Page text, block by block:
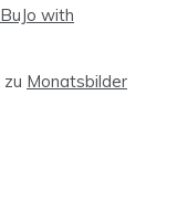
BuJo with
zu Monatsbilder